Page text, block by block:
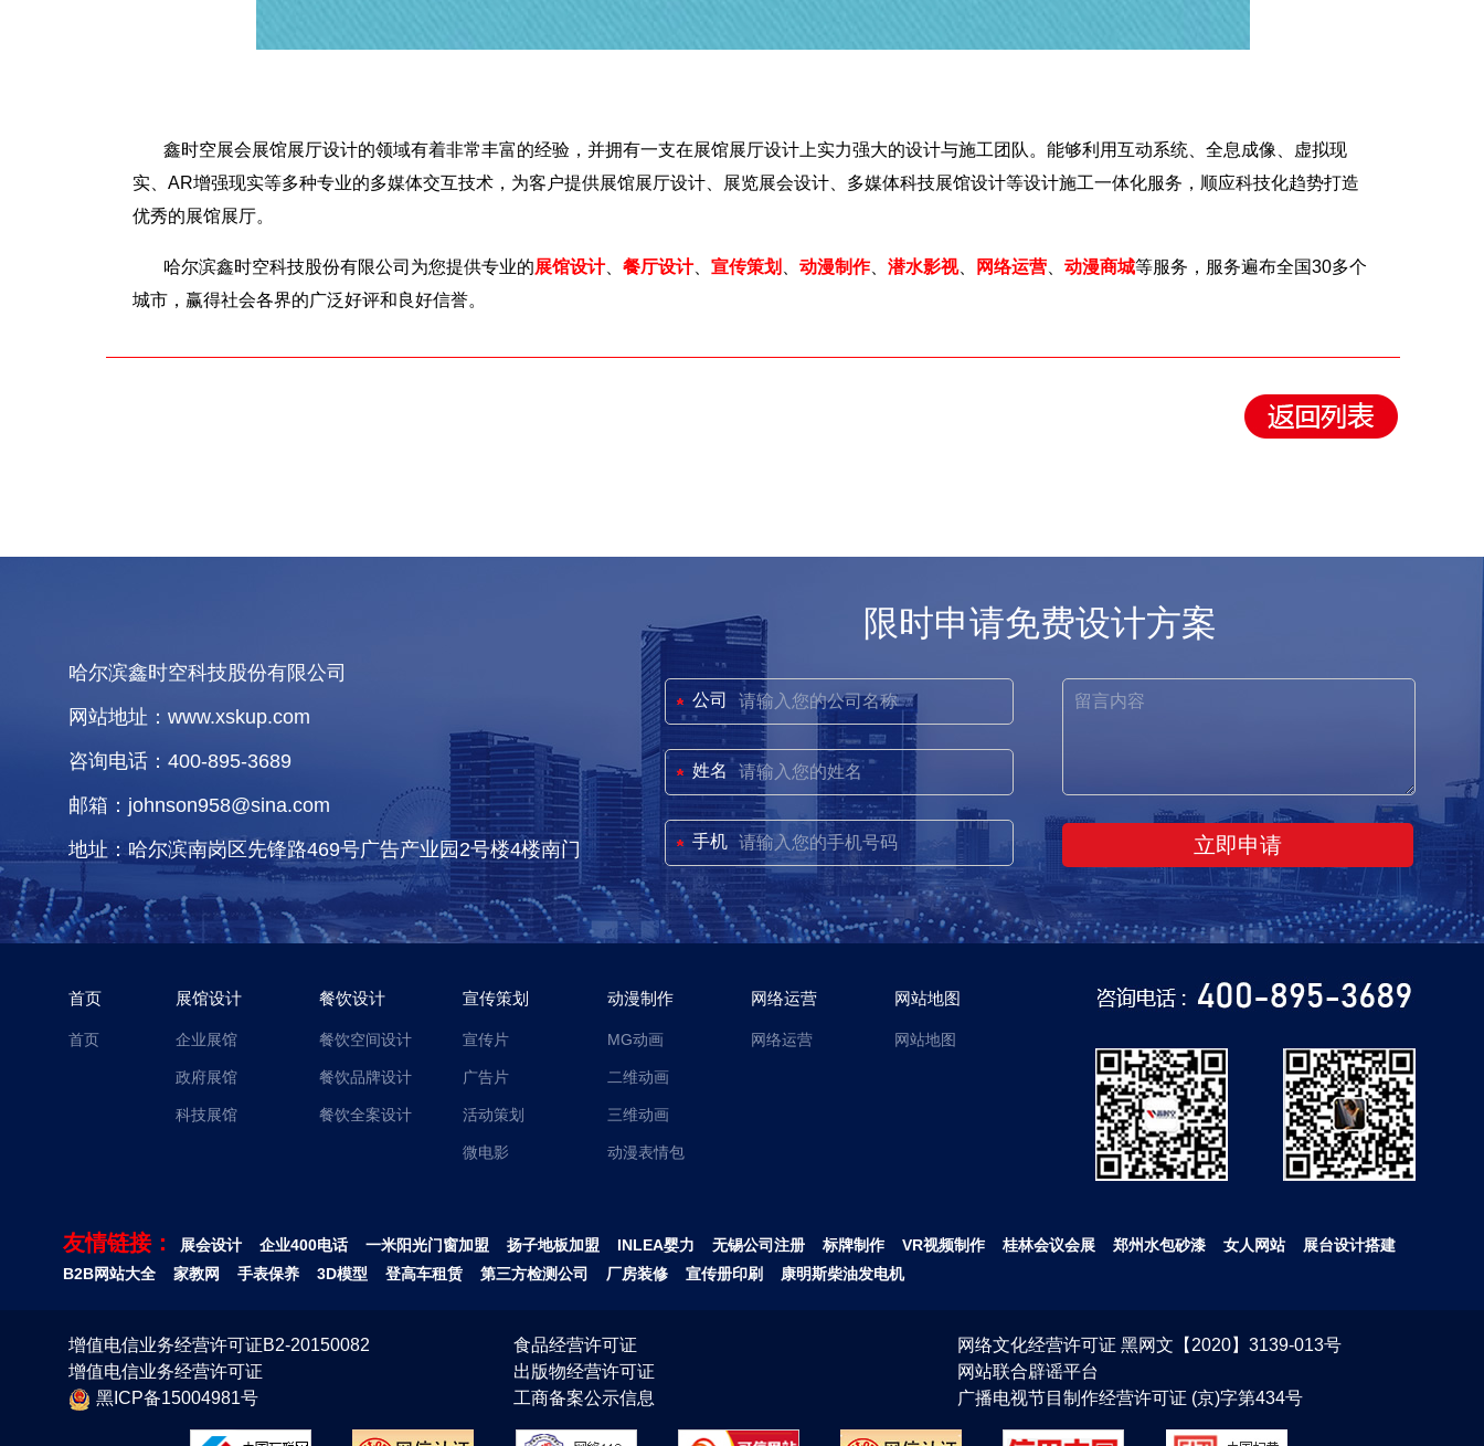
鑫时空展会展馆展厅设计的领域有着非常丰富的经验，并拥有一支在展馆展厅设计上实力强大的设计与施工团队。能够利用互动系统、全息成像、虚拟现
实、AR增强现实等多种专业的多媒体交互技术，为客户提供展馆展厅设计、展览展会设计、多媒体科技展馆设计等设计施工一体化服务，顺应科技化趋势打造
优秀的展馆展厅。
哈尔滨鑫时空科技股份有限公司为您提供专业的展馆设计、 餐厅设计、 宣传策划 动漫制作、 潜水影视、 网络运营、 动漫商城等服务，服务遍布全国30多个
城市，赢得社会各界的广泛好评和良好信誉。
哈尔滨鑫时空科技股份有限公司
网站地址：www.xskup.com
咨询电话：400-895-3689
邮箱：johnson958@sina.com
地址：哈尔滨南岗区先锋路469号广告产业园2号楼4楼南门
限时申请免费设计方案
公司
姓名
手机
首页
首页
展馆设计
企业展馆
政府展馆
科技展馆
餐饮设计
餐饮空间设计
餐饮品牌设计
餐饮全案设计
宣传策划
宣传片
广告片
活动策划
微电影
动漫制作
MG动画
二维动画
三维动画
动漫表情包
网络运营
网络运营
网站地图
网站地图
友情链接： 展会设计 企业400电话 一米阳光门窗加盟 扬子地板加盟 INLEA婴力 无锡公司注册 标牌制作 VR视频制作 桂林会议会展 郑州水包砂漆 女人网站
展台设计搭建
B2B网站大全
家教网 手表保养 3D模型 登高车租赁 第三方检测公司 厂房装修 宣传册印刷 康明斯柴油发电机
增值电信业务经营许可证B2-20150082 食品经营许可证
网络文化经营许可证 黑网文【2020】3139-013号
增值电信业务经营许可证
出版物经营许可证
网站联合辟谣平台
黑ICP备15004981号
工商备案公示信息 广播电视节目制作经营许可证 (京)字第434号